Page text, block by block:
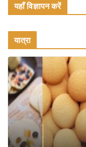
यहाँ विज्ञापन करें
यात्रा